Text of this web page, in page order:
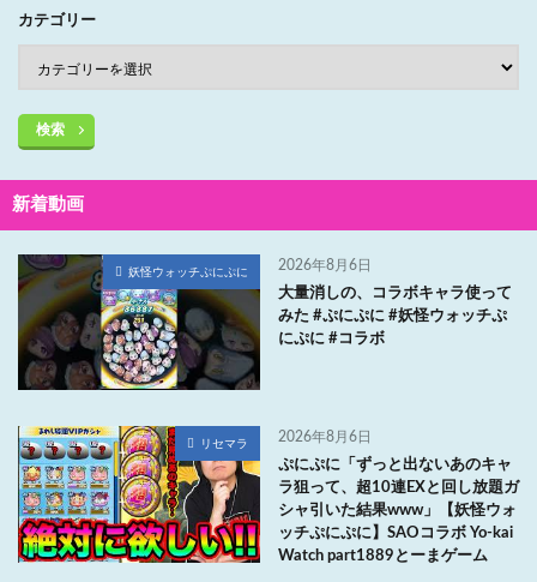
カテゴリー
検索
新着動画
妖怪ウォッチぷにぷに 2026年8月6日
大量消しの、コラボキャラ使って
みた #ぷにぷに #妖怪ウォッチぷ
にぷに #コラボ
リセマラ 2026年8月6日
ぷにぷに「ずっと出ないあのキャ
ラ狙って、超10連EXと回し放題ガ
シャ引いた結果www」【妖怪ウォ
ッチぷにぷに】SAOコラボ Yo-kai
Watch part1889とーまゲーム